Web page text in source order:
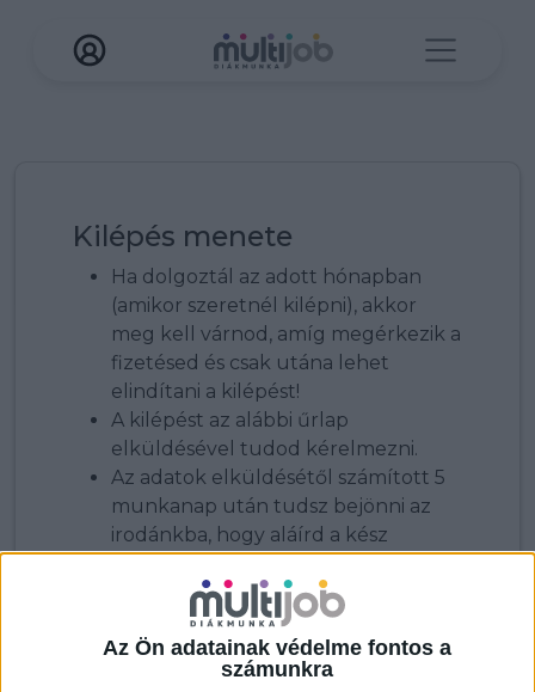
Az Ön adatainak védelme fontos a
számunkra
Kilépés menete
Ha dolgoztál az adott hónapban
(amikor szeretnél kilépni), akkor
meg kell várnod, amíg megérkezik a
fizetésed és csak utána lehet
elindítani a kilépést!
A kilépést az alábbi űrlap
elküldésével tudod kérelmezni.
Az adatok elküldésétől számított 5
munkanap után tudsz bejönni az
irodánkba, hogy aláírd a kész
Ha dolgoztál, a levont részjegyedet
(1000 Ft) tárgy hó követő 10-ig
visszautaljuk, a számlaszámodra.